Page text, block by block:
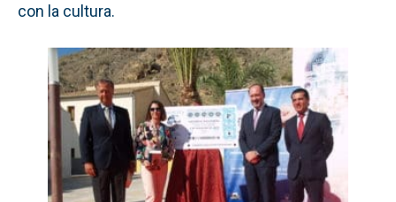
con la cultura.